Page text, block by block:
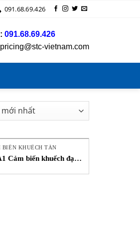
091.68.69.426
091.68.69.426
vietnam.com
BIẾN KHUẾCH TÁN
Cảm biến khuếch đại